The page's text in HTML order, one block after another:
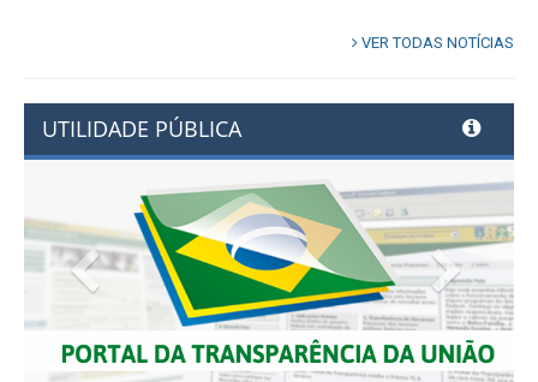
UTILIDADE PÚBLICA
Previous Next